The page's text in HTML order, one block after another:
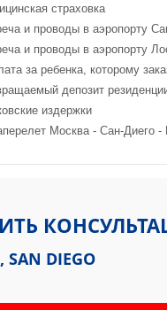
страховка
и проводы в аэропорту
и проводы в аэропорту
за ребенка, которому
депозит
издержки
Москва - Сан-Диего -
DIEGO